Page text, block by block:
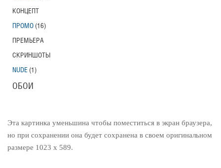
Эта картинка уменьшина чтобы поместиться в экран браузера,
но при сохранении она будет сохранена в своем оригинальном
размере 1023 x 589.
КОНЦЕПТ
ПРОМО (16)
ПРЕМЬЕРА
СКРИНШОТЫ
NUDE (1)
ОБОИ